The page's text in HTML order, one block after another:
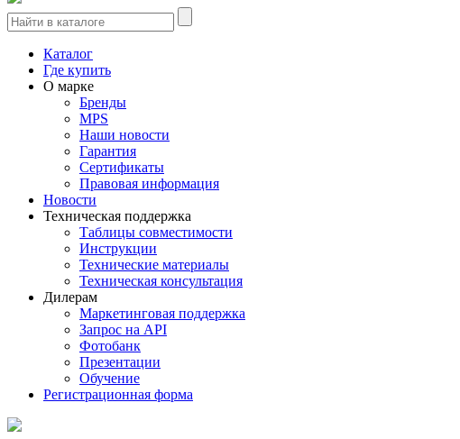
Каталог
Где купить
О марке
Бренды
MPS
Наши новости
Гарантия
Сертификаты
Правовая информация
Новости
Техническая поддержка
Таблицы совместимости
Инструкции
Технические материалы
Техническая консультация
Дилерам
Маркетинговая поддержка
Запрос на API
Фотобанк
Презентации
Обучение
Регистрационная форма